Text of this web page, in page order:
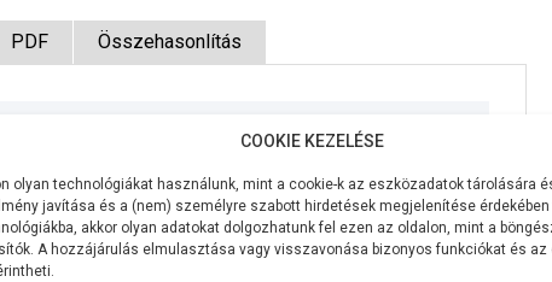
PDF Összehasonlítás
400V/50Hz
1100W
COOKIE KEZELÉSE
olyan technológiákat használunk, mint a cookie-k az eszközadatok tárolására
javítása és a (nem) személyre szabott hirdetések megjelenítése
akkor olyan adatokat dolgozhatunk fel ezen az oldalon, mint a
A hozzájárulás elmulasztása vagy visszavonása bizonyos funkciókat és